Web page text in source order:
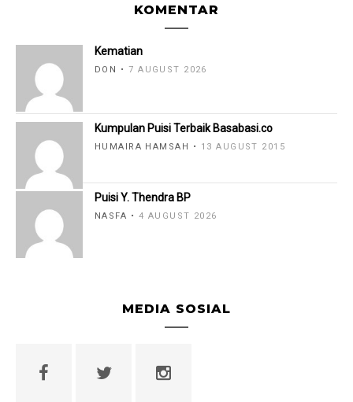
KOMENTAR
Kematian
DON 7 AUGUST 2026
Kumpulan Puisi Terbaik Basabasi.co
HUMAIRA HAMSAH 13 AUGUST 2015
Puisi Y. Thendra BP
NASFA 4 AUGUST 2026
MEDIA SOSIAL